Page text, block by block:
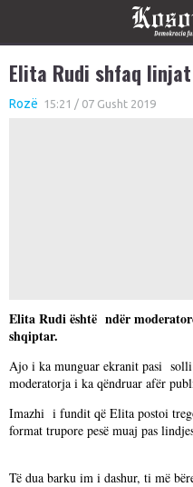
Elita Rudi shfaq
Rozë 15:21 / 07 Gusht 2019
Elita Rudi është ndër
shqiptar.
Ajo i ka munguar ekranit pasi
moderatorja i ka qëndruar afër
Imazhi i fundit që Elita postoi
format trupore pesë muaj pas
Të dua barku im i dashur, ti më